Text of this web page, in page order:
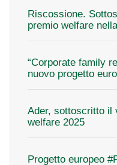
Riscossione.
premio welfare
“Corporate family
nuovo progetto
Ader, sottoscritto il
welfare 2025
Progetto europeo